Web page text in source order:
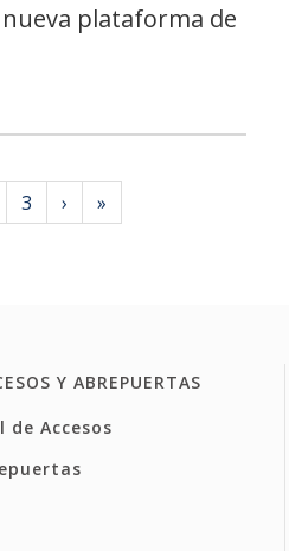
nueva plataforma de
3 › »
Y ABREPUERTAS
de Accesos